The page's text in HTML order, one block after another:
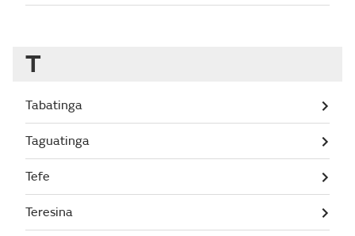
T
Tabatinga
Taguatinga
Tefe
Teresina